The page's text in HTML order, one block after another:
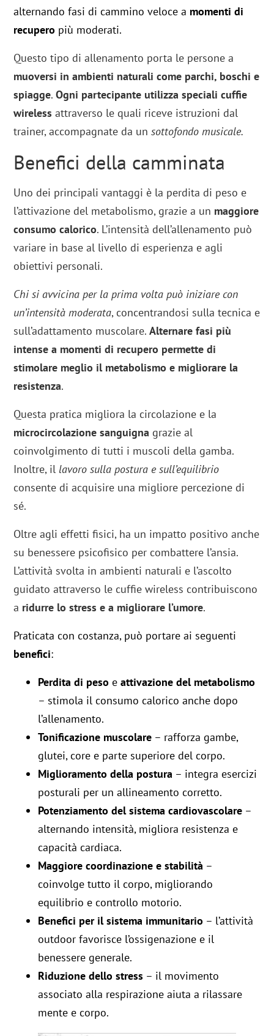
alternando fasi di cammino veloce a momenti di
recupero più moderati.
Questo tipo di allenamento porta le persone a
muoversi in ambienti naturali come parchi, boschi e
spiagge.Ogni partecipante utilizza speciali cuffie
wireless attraverso le quali riceve istruzioni dal
trainer, accompagnate da unsottofondo musicale.
Benefici della camminata
Uno dei principali vantaggi è la perdita di peso e
l’attivazione del metabolismo, grazie a un maggiore
consumo calorico. L’intensità dell’allenamento può
variare in base al livello di esperienza e agli
obiettivi personali.
Chi si avvicina per la prima volta può iniziare con
un’intensità moderata, concentrandosi sulla tecnica e
sull’adattamento muscolare.Alternare fasi più
intense a momenti di recupero permette di
stimolare meglio il metabolismo e migliorare la
resistenza.
Questa pratica migliora la circolazione e la
microcircolazione sanguigna grazie al
coinvolgimento di tutti i muscoli della gamba.
Inoltre, il lavoro sulla postura e sull’equilibrio
consente di acquisire una migliore percezione di
sé.
Oltre agli effetti fisici, ha un impatto positivo anche
su benessere psicofisico per combattere l’ansia.
L’attività svolta in ambienti naturali e l’ascolto
guidato attraverso le cuffie wireless contribuiscono
a ridurre lo stress e a migliorare l’umore.
Praticata con costanza, può portare ai seguenti
benefici:
Perdita di peso eattivazione del metabolismo
– stimola il consumo calorico anche dopo
l’allenamento.
Tonificazione muscolare – rafforza gambe,
glutei, core e parte superiore del corpo.
Miglioramento della postura – integra esercizi
posturali per un allineamento corretto.
Potenziamento del sistema cardiovascolare –
alternando intensità, migliora resistenza e
capacità cardiaca.
Maggiore coordinazione e stabilità –
coinvolge tutto il corpo, migliorando
equilibrio e controllo motorio.
Benefici per il sistema immunitario – l’attività
outdoor favorisce l’ossigenazione e il
benessere generale.
Riduzione dello stress – il movimento
associato alla respirazione aiuta a rilassare
mente e corpo.